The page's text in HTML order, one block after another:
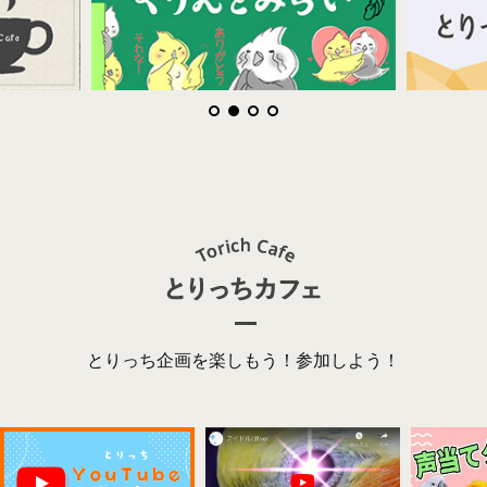
とりっち企画を楽しもう！参加しよう！